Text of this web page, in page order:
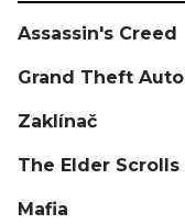
Assassin's Creed
Grand Theft Auto
Zaklínač
The Elder Scrolls
Mafia